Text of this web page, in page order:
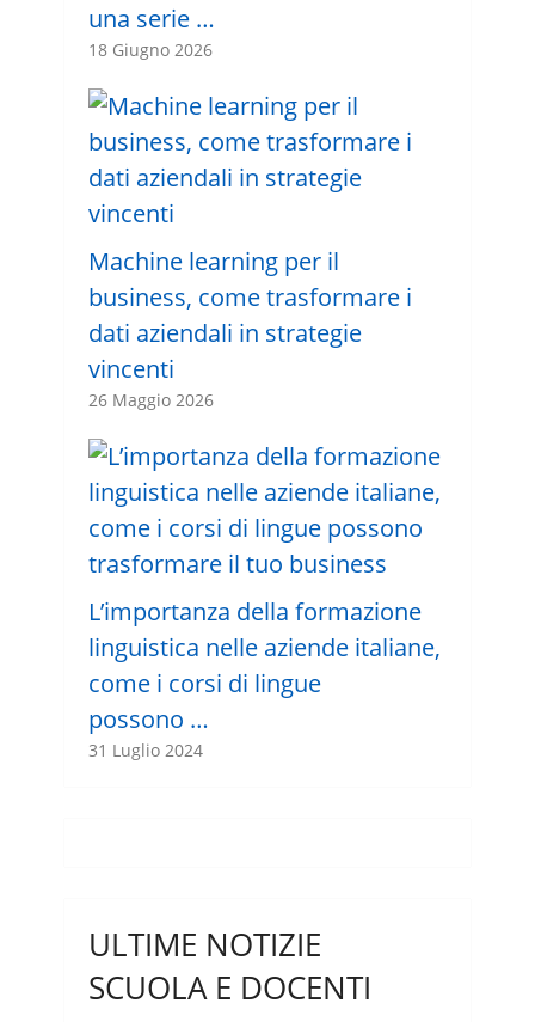
una serie …
18 Giugno 2026
Machine learning per il
business, come trasformare i
dati aziendali in strategie
vincenti
26 Maggio 2026
L’importanza della formazione
linguistica nelle aziende italiane,
come i corsi di lingue
possono …
31 Luglio 2024
ULTIME NOTIZIE
SCUOLA E DOCENTI